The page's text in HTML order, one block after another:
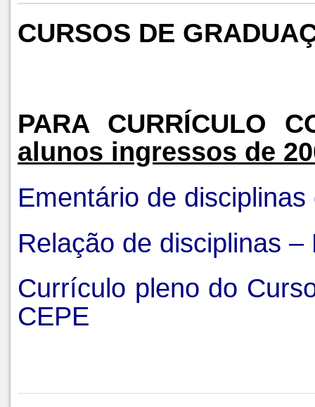
CURSOS DE
PARA CURRÍCULO
alunos ingressos de
Ementário de
Relação de disciplinas –
Currículo pleno do
CEPE